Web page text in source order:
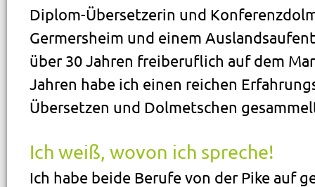
Diplom-Übersetzerin und
Germersheim und einem
über 30 Jahren freiberuflich auf dem
Jahren habe ich einen reichen
Übersetzen und Dolmetschen
Ich weiß, wovon ich spreche!
Ich habe beide Berufe von der Pike auf